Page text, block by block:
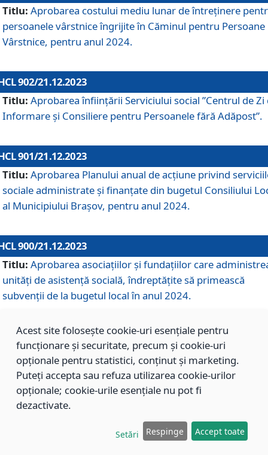
Titlu: Aprobarea costului mediu lunar de întreţinere
persoanele vârstnice îngrijite în Căminul pentru Persoane
Vârstnice, pentru anul 2024.
902/21.12.2023
Titlu: Aprobarea înființării Serviciului social ”Centrul de Zi
Informare și Consiliere pentru Persoanele fără Adăpost”.
901/21.12.2023
Titlu: Aprobarea Planului anual de acțiune privind
sociale administrate și finanțate din bugetul Consiliului
al Municipiului Brașov, pentru anul 2024.
900/21.12.2023
Titlu: Aprobarea asociațiilor şi fundațiilor care
unități de asistenţă socială, îndreptăţite să primească
subvenţii de la bugetul local în anul 2024.
899/21.12.2023
Aprobarea standardelor de cost pentru serviciile
sociale furnizate în cadrul Direcției de Asistență Socială
Brașov, pentru anul 2024.
Modificarea Anexei la H.C.L. nr. 91 din 09.02.2018,
Acest site folosește cookie-uri esențiale pentru
funcționare și securitate, precum și cookie-uri
opționale pentru statistici, conținut și marketing.
Puteți accepta sau refuza utilizarea cookie-urilor
opționale; cookie-urile esențiale nu pot fi
dezactivate.
Setări Respinge Accept toate